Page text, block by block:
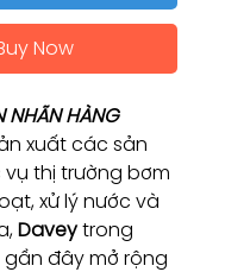
Now
NHÃN HÀNG
xuất các sản
thị trường bơm
xử lý nước và
Daveytrong
đây mở rộng